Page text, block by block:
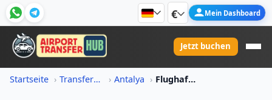
€ Mein Dashboard
Jetzt buchen
Startseite Transferpreis-Informationen Antalya Flughafen Antalya Nach Fame Residence Goynuk Transferpreis